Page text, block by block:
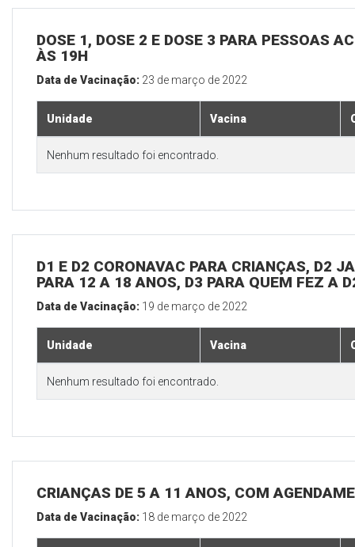
DOSE 1, DOSE 2 E DOSE 3 PARA PESSOAS
ÀS 19H
Data de Vacinação: 23 de março de 2022
Unidade Vacina
Nenhum resultado foi encontrado.
D1 E D2 CORONAVAC PARA CRIANÇAS, D2
PARA 12 A 18 ANOS, D3 PARA QUEM FEZ A
Data de Vacinação: 19 de março de 2022
Unidade Vacina
Nenhum resultado foi encontrado.
CRIANÇAS DE 5 A 11 ANOS, COM
Data de Vacinação: 18 de março de 2022